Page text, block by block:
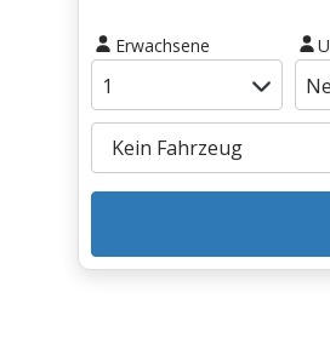
Erwachsene